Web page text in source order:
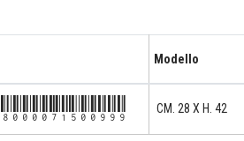
Modello
8000071500999 CM. 28 X H. 42